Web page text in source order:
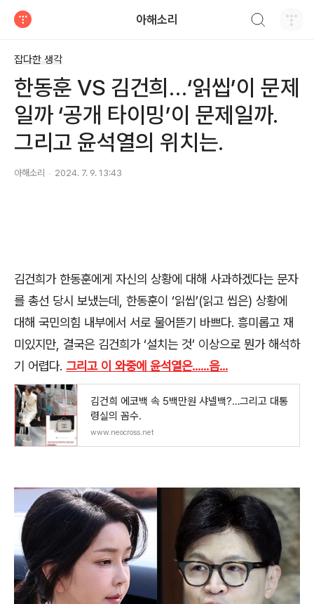
아해소리
잡다한 생각
한동훈 VS 김건희…‘읽씹’이 문제
일까 ‘공개 타이밍’이 문제일까.
그리고 윤석열의 위치는.
아해소리 2024. 7. 9. 13:43
김건희가 한동훈에게 자신의 상황에 대해 사과하겠다는 문자
를 총선 당시 보냈는데 , 한동훈이 ‘읽씹’(읽고 씹은) 상황에
대해 국민의힘 내부에서 서로 물어뜯기 바쁘다. 흥미롭고 재
미있지만, 결국은 김건희가‘설치는 것’ 이상으로 뭔가 해석하
기 어렵다. 그리고 이 와중에 윤석열은......음...
김건희 에코백 속 5백만원 샤넬백?…그리고 대통
령실의 꼼수.
www.neocross.net